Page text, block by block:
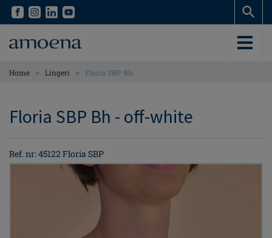
Skip
content
Skip
content
Home > Lingeri > Floria SBP Bh
Floria SBP Bh - off-white
Ref. nr: 45122 Floria SBP